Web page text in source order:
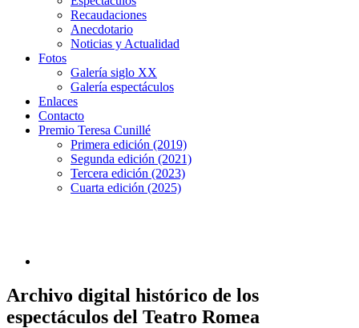
Recaudaciones
Anecdotario
Noticias y Actualidad
Fotos
Galería siglo XX
Galería espectáculos
Enlaces
Contacto
Premio Teresa Cunillé
Primera edición (2019)
Segunda edición (2021)
Tercera edición (2023)
Cuarta edición (2025)
Archivo digital histórico de los
espectáculos del Teatro Romea